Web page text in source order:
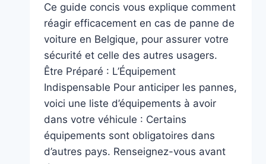
Ce guide concis vous explique comment
réagir efficacement en cas de panne de
voiture en Belgique, pour assurer votre
sécurité et celle des autres usagers.
Être Préparé : L’Équipement
Indispensable Pour anticiper les pannes,
voici une liste d’équipements à avoir
dans votre véhicule : Certains
équipements sont obligatoires dans
d’autres pays. Renseignez-vous avant